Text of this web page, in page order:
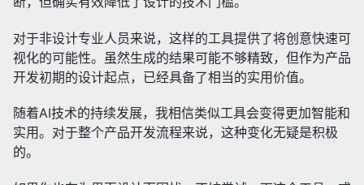
对于非设计专业人员来说，这样的工具提供了将创意快速可
视化的可能性。虽然生成的结果可能不够精致，但作为产品
开发初期的设计起点，已经具备了相当的实用价值。
随着AI技术的持续发展，我相信类似工具会变得更加智能和
实用。对于整个产品开发流程来说，这种变化无疑是积极
的。